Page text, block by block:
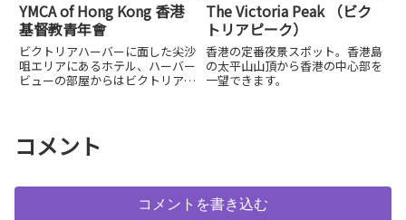
YMCA of Hong Kong 香港
基督教青年會
ビクトリアハーバーに面した尖沙
咀エリアにあるホテル、ハーバー
ビューの部屋からはビクトリアハ
The Victoria Peak （ビク
トリアピーク）
香港の定番夜景スポット。香港島
の太平山山頂から香港の中心部を
一望できます。
コメント
コメントを書き込む